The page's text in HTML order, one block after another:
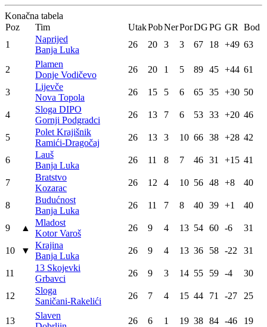
Konačna tabela
Poz
Tim UtakPobNerPorDGPG GR
Bod
1
Naprijed
Banja Luka
26 20 3 3 67 18 +49 63
2
Plamen
Donje Vodičevo
26 20 1 5 89 45 +44 61
3
Lijevče
Nova Topola
26 15 5 6 65 35 +30 50
4
Sloga DIPO
Gornji Podgradci
26 13 7 6 53 33 +20 46
5
Polet Krajišnik
Ramići-Dragočaj
26 13 3 10 66 38 +28 42
6
Lauš
Banja Luka
26 11 8 7 46 31 +15 41
7
Bratstvo
Kozarac
26 12 4 10 56 48 +8 40
8
Budućnost
Banja Luka
26 11 7 8 40 39 +1 40
9 ▲
Mladost
Kotor Varoš
26 9 4 13 54 60 -6 31
10 ▼
Krajina
Banja Luka
26 9 4 13 36 58 -22 31
11
13 Skojevki
Grbavci
26 9 3 14 55 59 -4 30
12
Sloga
Saničani-Rakelići
26 7 4 15 44 71 -27 25
13
Slaven
26 6 1 19 38 84 -46 19